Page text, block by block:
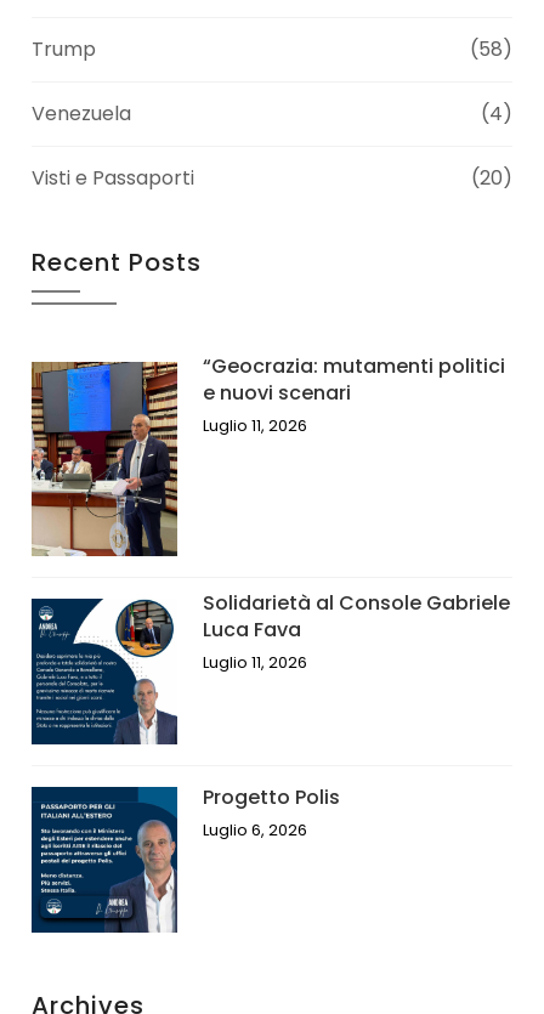
Trump (58)
Venezuela (4)
Visti e Passaporti (20)
Recent Posts
“Geocrazia: mutamenti politici
e nuovi scenari
Luglio 11, 2026
Solidarietà al Console Gabriele
Luca Fava
Luglio 11, 2026
Progetto Polis
Luglio 6, 2026
Archives